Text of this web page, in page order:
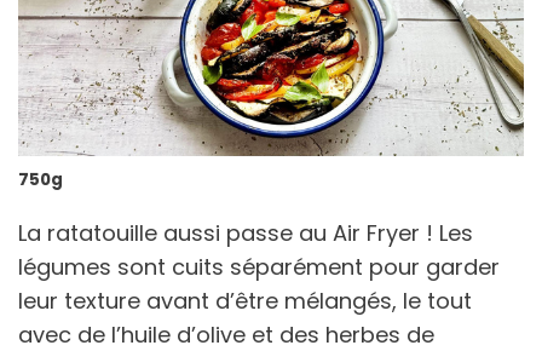
750g
La ratatouille aussi passe au Air Fryer ! Les
légumes sont cuits séparément pour garder
leur texture avant d’être mélangés, le tout
avec de l’huile d’olive et des herbes de